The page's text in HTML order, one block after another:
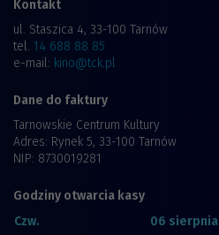
Kontakt
ul. Staszica 4, 33-100 Tarnów
tel. 14 688 88 85
e-mail: kino@tck.pl
Dane do faktury
Tarnowskie Centrum Kultury
Adres: Rynek 5, 33-100 Tarnów
NIP: 8730019281
Godziny otwarcia kasy
Czw.
06 sierpnia